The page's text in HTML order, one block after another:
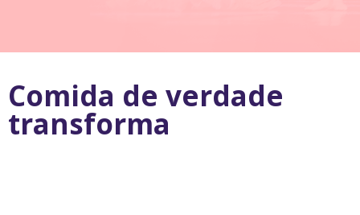
Comida de verdade
transforma